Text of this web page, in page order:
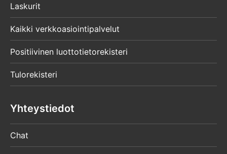
Laskurit
Kaikki verkkoasiointipalvelut
Positiivinen luottotietorekisteri
Tulorekisteri
Yhteystiedot
Chat